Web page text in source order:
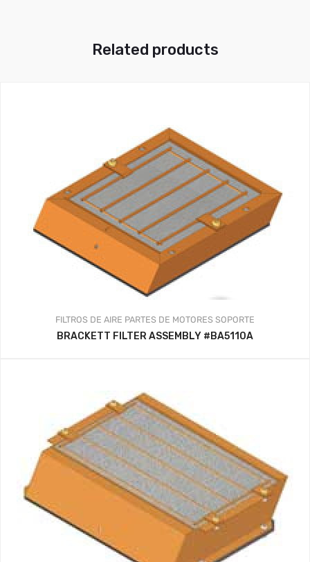
Related products
FILTROS DE AIRE PARTES DE MOTORES SOPORTE
BRACKETT FILTER ASSEMBLY #BA5110A